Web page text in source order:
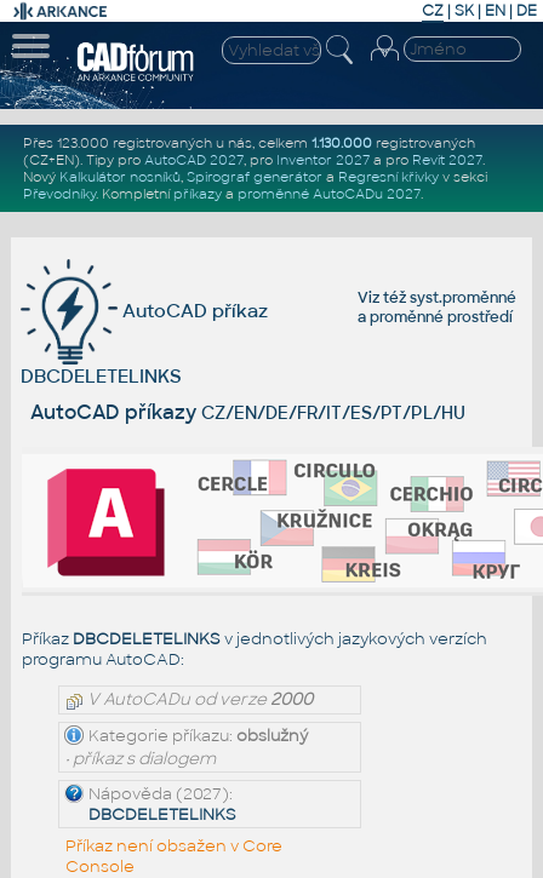
CZ | SK| EN | DE
Přes 123.000 registrovaných u nás, celkem 1.130.000registrovaných
(CZ+EN). Tipy pro AutoCAD 2027, pro Inventor 2027a pro Revit 2027.
Nový Kalkulátor nosníků, Spirograf generátor a Regresní křivkyv sekci
Převodníky. Kompletní příkazya proměnné AutoCADu 2027.
Viz téžsyst.proměnné
aproměnné prostředí
AutoCAD příkaz
DBCDELETELINKS
AutoCAD příkazy CZ/EN/DE/FR/IT/ES/PT/PL/HU
Příkaz DBCDELETELINKSv jednotlivých jazykových verzích
programu AutoCAD:
V AutoCADu od verze2000
Kategorie příkazu: obslužný
• příkaz s dialogem
Nápověda (2027):
DBCDELETELINKS
Příkaz není obsažen v Core
Console